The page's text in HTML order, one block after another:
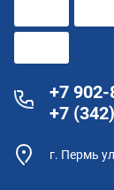
+7
+7
г. Пермь